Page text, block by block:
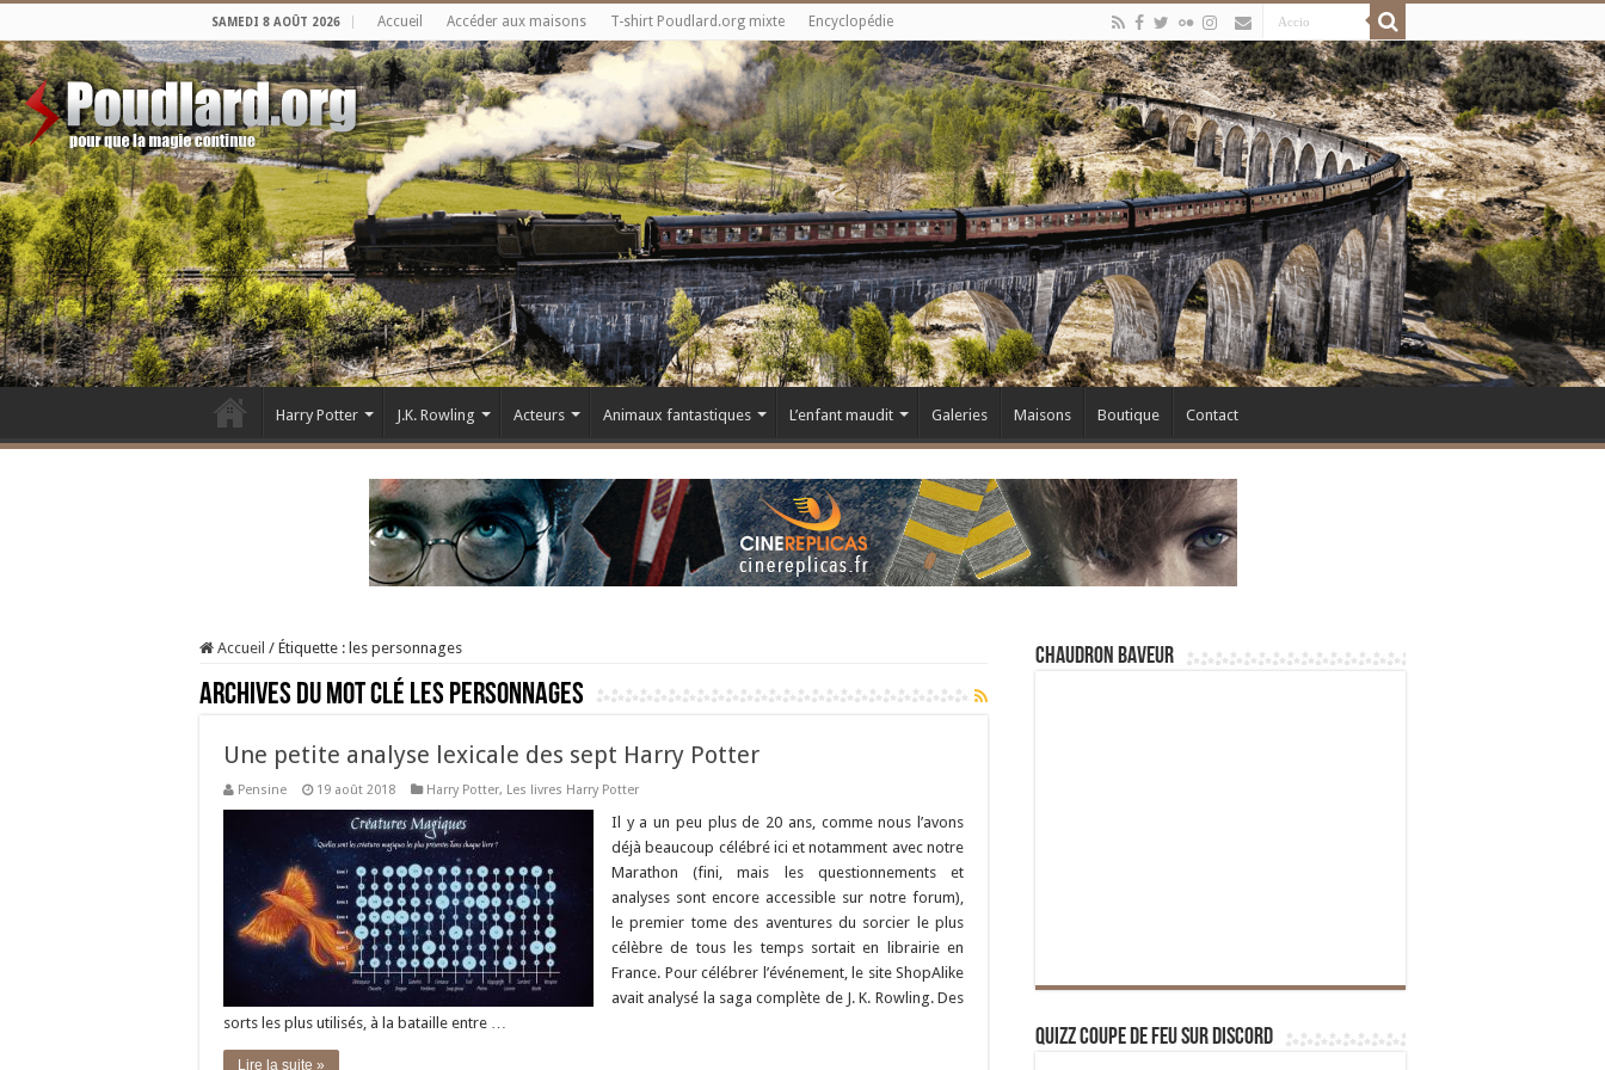
SAMEDI 8 AOÛT 2026 Accueil Accéder aux maisons T-shirt Poudlard.org mixte Encyclopédie
Harry Potter J.K. Rowling Acteurs Animaux fantastiques L’enfant maudit Galeries Maisons Boutique Contact
Accueil / Étiquette : les personnages
Archives du mot clé les personnages
Une petite analyse lexicale des sept Harry Potter
Pensine 19 août 2018 Harry Potter, Les livres Harry Potter
Il y a un peu plus de 20 ans, comme nous l’avons
déjà beaucoup célébré ici et notamment avec notre
Marathon (fini, mais les questionnements et
analyses sont encore accessible sur notre forum),
le premier tome des aventures du sorcier le plus
célèbre de tous les temps sortait en librairie en
France. Pour célébrer l’événement, le site ShopAlike
avait analysé la saga complète de J. K. Rowling. Des
sorts les plus utilisés, à la bataille entre …
Lire la suite »
Chaudron Baveur
Quizz Coupe de Feu sur Discord